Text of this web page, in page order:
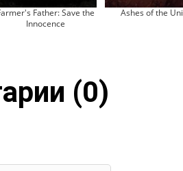
Father: Save the
Innocence
Ashes of the
(0)